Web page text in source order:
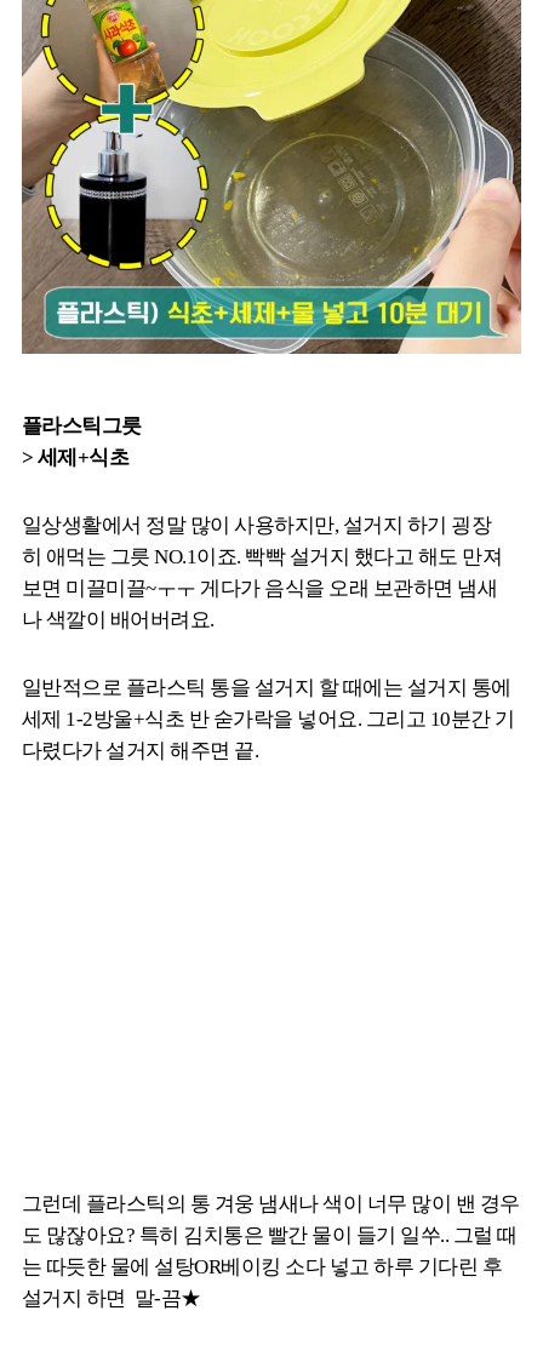
플라스틱그릇
> 세제+식초
일상생활에서 정말 많이 사용하지만, 설거지 하기 굉장
히 애먹는 그릇 NO.1이죠. 빡빡 설거지 했다고 해도 만져
보면 미끌미끌~ㅜㅜ 게다가 음식을 오래 보관하면 냄새
나 색깔이 배어버려요.
일반적으로 플라스틱 통을 설거지 할 때에는 설거지 통에
세제 1-2방울+식초 반 숟가락을 넣어요. 그리고 10분간 기
다렸다가 설거지 해주면 끝.
그런데 플라스틱의 통 겨웅 냄새나 색이 너무 많이 밴 경우
도 많잖아요? 특히 김치통은 빨간 물이 들기 일쑤.. 그럴 때
는 따듯한 물에 설탕OR베이킹 소다 넣고 하루 기다린 후
설거지 하면 말-끔★